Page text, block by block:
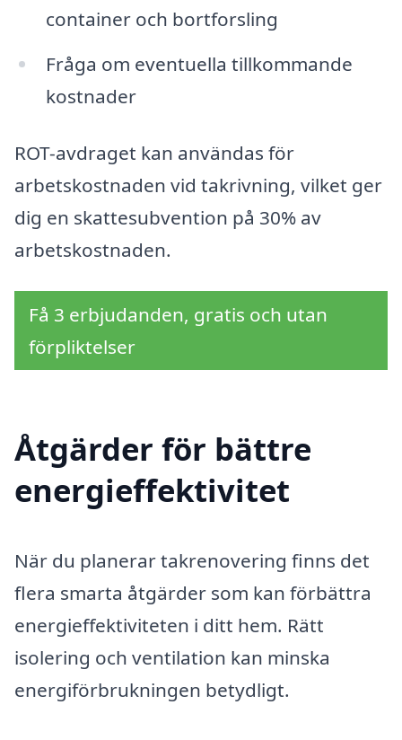
container och bortforsling
Fråga om eventuella tillkommande
kostnader
ROT-avdraget kan användas för
arbetskostnaden vid takrivning, vilket ger
dig en skattesubvention på 30% av
arbetskostnaden.
Få 3 erbjudanden, gratis och utan
förpliktelser
Åtgärder för bättre
energieffektivitet
När du planerar takrenovering finns det
flera smarta åtgärder som kan förbättra
energieffektiviteten i ditt hem. Rätt
isolering och ventilation kan minska
energiförbrukningen betydligt.